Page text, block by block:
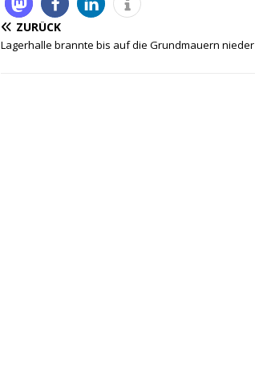
ZURÜCK
Lagerhalle brannte bis auf die Grundmauern nieder